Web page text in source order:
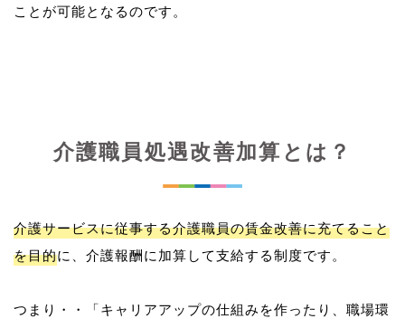
介護職員処遇改善加算とは？
介護サービスに従事する介護職員の賃金改善に充てること
を目的に、介護報酬に加算して支給する制度です。
つまり・・「キャリアアップの仕組みを作ったり、職場環